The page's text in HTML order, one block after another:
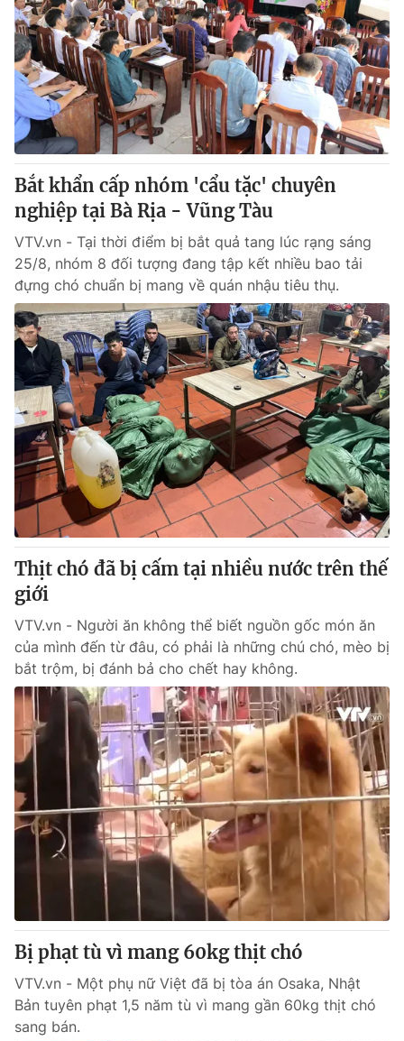
Chất lượng cuộc sống
Học trực tuyến
Công nghệ
Hitech Công nghệ tương lai
Sản phẩm
Thị trường
Tư vấn
Giao lưu trực tuyến
Lịch phát sóng
Chuyên mục khác
Emagazine Podcast
Photo Infographic
Video Shorts video
VTV Money VTV Thể thao
VTV Sức khoẻ Bất động sản
Thị trường 24h Tấm lòng Việt
VTV4 Vươn mình bằng AI
VTV9 VTV8
Liên hệ tòa soạn English
THỜI BÁO VTV
Theo dõi báo trên
Cơ quan chủ quản:Đài Truyền hình Việt Nam
Cơ quan báo chí:Thời báo VTV
Giấy phép hoạt động báo in và báo điện tử số 483/GP-BTTTT
cấp ngày 29/12/2023
Tổng Biên tập:Vũ Thanh Thủy
Phó Tổng Biên tập:Nguyễn Thị Mỹ Hạnh, Phạm Quốc Thắng,
Nguyễn Trọng Ninh
Tổng đài VTV:024.38 355 931 - 024.38 355 932
Ðiện thoại Thời báo VTV:
Bắt khẩn cấp nhóm 'cẩu tặc' chuyên
nghiệp tại Bà Rịa - Vũng Tàu
VTV.vn - Tại thời điểm bị bắt quả tang lúc rạng sáng
25/8, nhóm 8 đối tượng đang tập kết nhiều bao tải
đựng chó chuẩn bị mang về quán nhậu tiêu thụ.
Thịt chó đã bị cấm tại nhiều nước trên thế
giới
VTV.vn - Người ăn không thể biết nguồn gốc món ăn
của mình đến từ đâu, có phải là những chú chó, mèo bị
bắt trộm, bị đánh bả cho chết hay không.
Bị phạt tù vì mang 60kg thịt chó
VTV.vn - Một phụ nữ Việt đã bị tòa án Osaka, Nhật
Bản tuyên phạt 1,5 năm tù vì mang gần 60kg thịt chó
sang bán.